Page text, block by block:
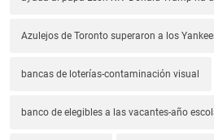
Azulejos de Toronto superaron a los
bancas de loterías-contaminación visual
banco de elegibles a las vacantes-año